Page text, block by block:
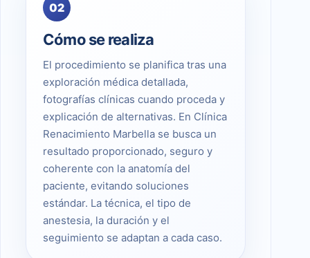
02
Cómo se realiza
El procedimiento se planifica tras una
exploración médica detallada,
fotografías clínicas cuando proceda y
explicación de alternativas. En Clínica
Renacimiento Marbella se busca un
resultado proporcionado, seguro y
coherente con la anatomía del
paciente, evitando soluciones
estándar. La técnica, el tipo de
anestesia, la duración y el
seguimiento se adaptan a cada caso.